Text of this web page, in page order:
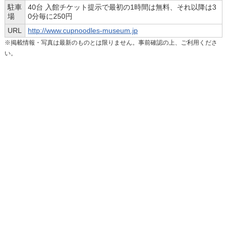
駐車
場
40台 入館チケット提示で最初の1時間は無料、それ以降は3
0分毎に250円
URL
http://www.cupnoodles-museum.jp
※掲載情報・写真は最新のものとは限りません。事前確認の上、ご利用くださ
い。